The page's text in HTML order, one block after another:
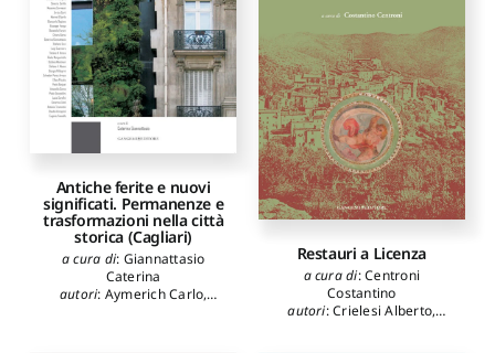
Antiche ferite e nuovi
significati. Permanenze e
trasformazioni nella città
storica (Cagliari)
a cura di: Giannattasio
Caterina
autori: Aymerich Carlo,
Restauri a Licenza
a cura di:Centroni
Costantino
autori:Crielesi Alberto,